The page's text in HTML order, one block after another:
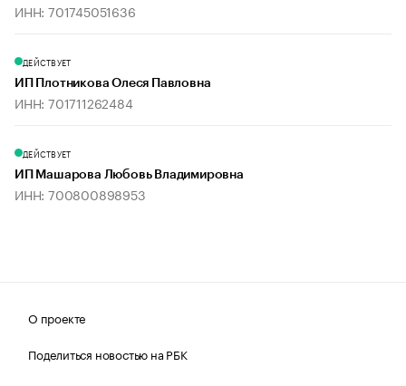
ИНН: 701745051636
ДЕЙСТВУЕТ
ИП Плотникова Олеся Павловна
ИНН: 701711262484
ДЕЙСТВУЕТ
ИП Машарова Любовь Владимировна
ИНН: 700800898953
О проекте
Поделиться новостью на РБК